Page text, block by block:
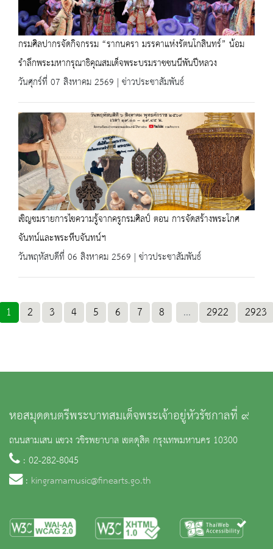
กรมศิลปากรจัดกิจกรรม “รากนครา มรรคาแห่งรัตนโกสินทร์” น้อม
รำลึกพระมหากรุณาธิคุณสมเด็จพระบรมราชชนนีพันปีหลวง
วันศุกร์ที่ 07 สิงหาคม 2569 | ข่าวประชาสัมพันธ์
เชิญชมรายการไขความรู้จากครูกรมศิลป์ ตอน การจัดสร้างพระโกศ
จันทน์และพระหีบจันทน์ฯ
วันพฤหัสบดีที่ 06 สิงหาคม 2569 | ข่าวประชาสัมพันธ์
1 2 3 4 5 6 7 8 ... 2922 2923
หอสมุดดนตรีพระบาทสมเด็จพระเจ้าอยู่หัวรัชกาลที่ ๙
ถนนสามเสน แขวง วชิรพยาบาล เขตดุสิต กรุงเทพมหานคร 10300
: 02-282-8045
: kingramamusic@finearts.go.th